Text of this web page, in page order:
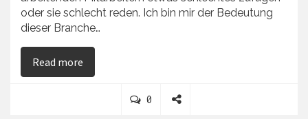
oder sie schlecht reden. Ich bin mir der Bedeutung
dieser Branche…
Read more
0C